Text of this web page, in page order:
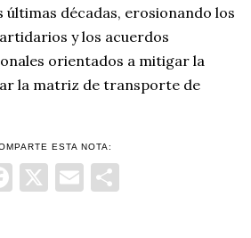
últimas décadas, erosionando los
y los acuerdos
orientados a mitigar la
la matriz de transporte de
ESTA NOTA:
Facebook
X Email